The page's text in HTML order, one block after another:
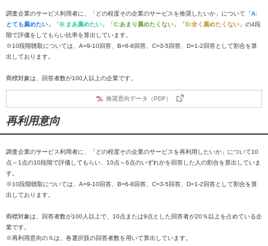
調査企業のサービス利用者に、「どの程度その企業のサービスを推奨したいか」について「A:
とても薦めたい 」「B:まあ薦めたい 」「C:あまり薦めたくない 」「D:全く薦めたくない 」の4段
階で評価をしてもらい比率を算出しています。
※10段階聴取については、A=9-10回答、B=6-8回答、C=3-5回答、D=1-2回答として割合を算
出しております。
商標対象は、回答者数が100人以上の企業です。
推奨意向データ（PDF）
再利用意向
調査企業のサービス利用者に、「どの程度その企業のサービスを再利用したいか」について10
点～1点の10段階で評価してもらい、10点～6点のいずれかを回答した人の割合を算出していま
す。
※10段階聴取については、A=9-10回答、B=6-8回答、C=3-5回答、D=1-2回答として割合を算
出しております。
商標対象は、回答者数が100人以上で、10点または9点とした回答者が20％以上を占めている企
業です。
※再利用意向の％は、各選択肢の回答者数を用いて算出しています。